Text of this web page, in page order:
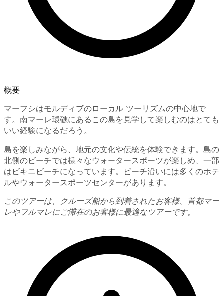
概要
マーフシはモルディブのローカル ツーリズムの中心地で
す。南マーレ環礁にあるこの島を見学して楽しむのはとても
いい経験になるだろう。
島を楽しみながら、地元の文化や伝統を体験できます。島の
北側のビーチでは様々なウォータースポーツが楽しめ、一部
はビキニビーチになっています。ビーチ沿いには多くのホテ
ルやウォータースポーツセンターがあります。
このツアーは、クルーズ船から到着されたお客様、首都マー
レやフルマレにご滞在のお客様に最適なツアーです。